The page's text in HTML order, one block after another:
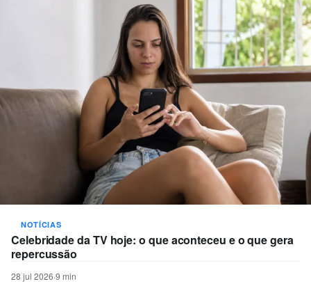
NOTÍCIAS
Celebridade da TV hoje: o que aconteceu e o que gera
repercussão
28 jul 2026·9 min